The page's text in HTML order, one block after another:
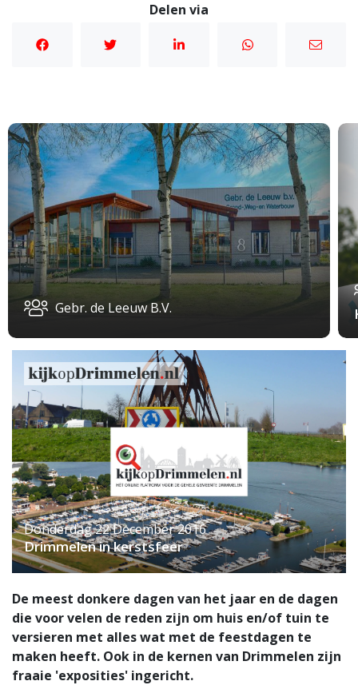
Delen via
Gebr. de Leeuw B.V.
Donderdag 22 December 2016
Drimmelen in kerstsfeer
De meest donkere dagen van het jaar en de dagen
die voor velen de reden zijn om huis en/of tuin te
versieren met alles wat met de feestdagen te
maken heeft. Ook in de kernen van Drimmelen zijn
fraaie 'exposities' ingericht.